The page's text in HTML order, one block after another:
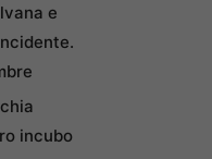
e
incubo